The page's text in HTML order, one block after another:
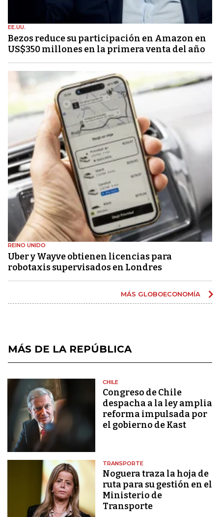
EE.UU.
Bezos reduce su participación en Amazon en
US$350 millones en la primera venta del año
REINO UNIDO
Uber y Wayve obtienen licencias para
robotaxis supervisados ​​en Londres
MÁS GLOBOECONOMÍA
MÁS DE LA REPÚBLICA
CHILE
Congreso de Chile
despacha a la ley amplia
reforma impulsada por
el gobierno de Kast
TRANSPORTE
Noguera traza la hoja de
ruta para su gestión en el
Ministerio de
Transporte